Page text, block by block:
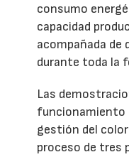
consumo
capacidad
acompañada
durante toda la
Las
funcionamiento
gestión del
proceso de tres